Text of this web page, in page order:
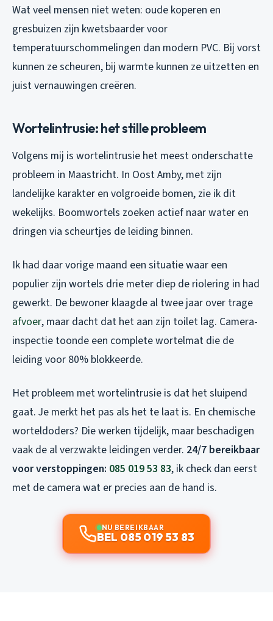
Wat veel mensen niet weten: oude koperen en
gresbuizen zijn kwetsbaarder voor
temperatuurschommelingen dan modern PVC. Bij vorst
kunnen ze scheuren, bij warmte kunnen ze uitzetten en
juist vernauwingen creëren.
Wortelintrusie: het stille probleem
Volgens mij is wortelintrusie het meest onderschatte
probleem in Maastricht. In Oost Amby, met zijn
landelijke karakter en volgroeide bomen, zie ik dit
wekelijks. Boomwortels zoeken actief naar water en
dringen via scheurtjes de leiding binnen.
Ik had daar vorige maand een situatie waar een
populier zijn wortels drie meter diep de riolering in had
gewerkt. De bewoner klaagde al twee jaar over trage
afvoer, maar dacht dat het aan zijn toilet lag. Camera-
inspectie toonde een complete wortelmat die de
leiding voor 80% blokkeerde.
Het probleem met wortelintrusie is dat het sluipend
gaat. Je merkt het pas als het te laat is. En chemische
worteldoders? Die werken tijdelijk, maar beschadigen
vaak de al verzwakte leidingen verder. 24/7 bereikbaar
voor verstoppingen: 085 019 53 83, ik check dan eerst
met de camera wat er precies aan de hand is.
NU BEREIKBAAR
BEL 085 019 53 83